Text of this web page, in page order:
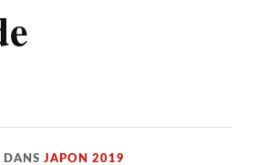
DANSJAPON 2019